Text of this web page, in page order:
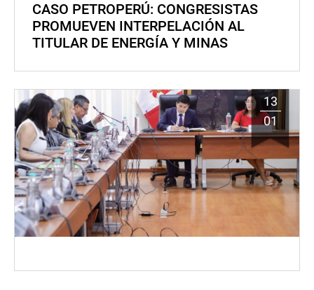
CASO PETROPERÚ: CONGRESISTAS
PROMUEVEN INTERPELACIÓN AL
TITULAR DE ENERGÍA Y MINAS
13
01